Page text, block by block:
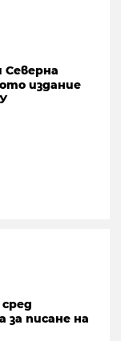
издание
писане на